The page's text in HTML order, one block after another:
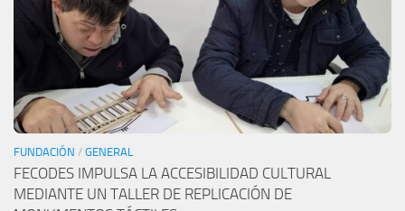
FUNDACIÓN / GENERAL
FECODES IMPULSA LA ACCESIBILIDAD CULTURAL
MEDIANTE UN TALLER DE REPLICACIÓN DE